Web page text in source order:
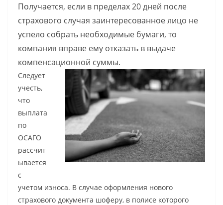
Получается, если в пределах 20 дней после
страхового случая заинтересованное лицо не
успело собрать необходимые бумаги, то
компания вправе ему отказать в выдаче
компенсационной суммы.
Следует
учесть,
что
выплата
по
ОСАГО
рассчит
ывается
с
учетом износа. В случае оформления нового
страхового документа шоферу, в полисе которого